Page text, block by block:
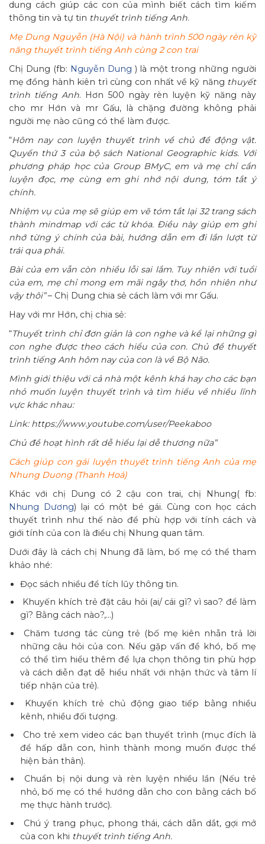
dung cách giúp các con của mình biết cách tìm kiếm
thông tin và tự tin thuyết trình tiếng Anh.
Mẹ Dung Nguyễn (Hà Nội) và hành trình 500 ngày rèn kỹ
năng thuyết trình tiếng Anh cùng 2 con trai
Chị Dung (fb: Nguyễn Dung ) là một trong những người
mẹ đồng hành kiên trì cùng con nhất về kỹ năng thuyết
trình tiếng Anh. Hơn 500 ngày rèn luyện kỹ năng này
cho mr Hớn và mr Gấu, là chặng đường không phải
người mẹ nào cũng có thể làm được.
“Hôm nay con luyện thuyết trình về chủ đề động vật.
Quyển thứ 3 của bộ sách National Geographic kids. Với
phương pháp học của Group BMyC, em và mẹ chỉ cần
luyện đọc, mẹ cùng em ghi nhớ nội dung, tóm tắt ý
chính.
Nhiệm vụ của mẹ sẽ giúp em vẽ tóm tắt lại 32 trang sách
thành mindmap với các từ khóa. Điều này giúp em ghi
nhớ từng ý chính của bài, hướng dẫn em đi lần lượt từ
trái qua phải.
Bài của em vẫn còn nhiều lỗi sai lắm. Tuy nhiên với tuổi
của em, mẹ chỉ mong em mãi ngây thơ, hồn nhiên như
vậy thôi”– Chị Dung chia sẻ cách làm với mr Gấu.
Hay với mr Hớn, chị chia sẻ:
“Thuyết trình chỉ đơn giản là con nghe và kể lại những gì
con nghe được theo cách hiểu của con. Chủ đề thuyết
trình tiếng Anh hôm nay của con là về Bộ Não.
Mình giới thiệu với cả nhà một kênh khá hay cho các bạn
nhỏ muốn luyện thuyết trình và tìm hiểu về nhiều lĩnh
vực khác nhau:
Link: https://www.youtube.com/user/Peekaboo
Chủ đề hoạt hình rất dễ hiểu lại dễ thương nữa”
Cách giúp con gái luyện thuyết trình tiếng Anh của mẹ
Nhung Duong (Thanh Hoá)
Khác với chị Dung có 2 cậu con trai, chị Nhung( fb:
Nhung Dương) lại có một bé gái. Cùng con học cách
thuyết trình như thế nào để phù hợp với tính cách và
giới tính của con là điều chị Nhung quan tâm.
Dưới đây là cách chị Nhung đã làm, bố mẹ có thể tham
khảo nhé:
Đọc sách nhiều để tích lũy thông tin.
Khuyến khích trẻ đặt câu hỏi (ai/ cái gì? vì sao? để làm
gì? Bằng cách nào?,…)
Chăm tương tác cùng trẻ (bố mẹ kiên nhẫn trả lời
những câu hỏi của con. Nếu gặp vấn đề khó, bố mẹ
có thể tìm hiểu thêm để lựa chọn thông tin phù hợp
và cách diễn đạt dễ hiểu nhất với nhận thức và tâm lí
tiếp nhận của trẻ).
Khuyến khích trẻ chủ động giao tiếp bằng nhiều
kênh, nhiều đối tượng.
Cho trẻ xem video các bạn thuyết trình (mục đích là
để hấp dẫn con, hình thành mong muốn được thể
hiện bản thân).
Chuẩn bị nội dung và rèn luyện nhiều lần (Nếu trẻ
nhỏ, bố mẹ có thể hướng dẫn cho con bằng cách bố
mẹ thực hành trước).
Chú ý trang phục, phong thái, cách dẫn dắt, gợi mở
của con khi thuyết trình tiếng Anh.